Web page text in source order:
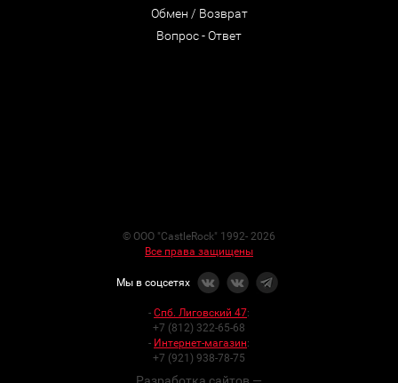
Обмен / Возврат
Вопрос - Ответ
© ООО "CastleRock" 1992- 2026
Все права защищены
Мы в соцсетях
- Спб. Лиговский 47:
+7 (812) 322-65-68
- Интернет-магазин:
+7 (921) 938-78-75